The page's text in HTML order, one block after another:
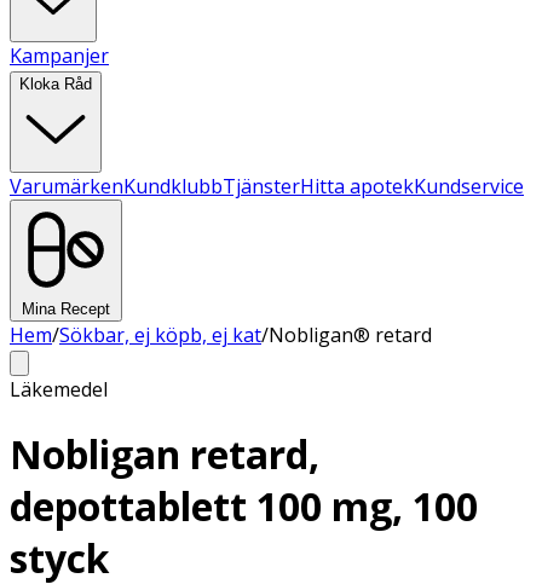
Kampanjer
Kloka Råd
VarumärkenKundklubbTjänsterHitta apotekKundservice
Mina Recept
Hem/Sökbar, ej köpb, ej kat/Nobligan® retard
Läkemedel
Nobligan retard,
depottablett 100 mg, 100
styck